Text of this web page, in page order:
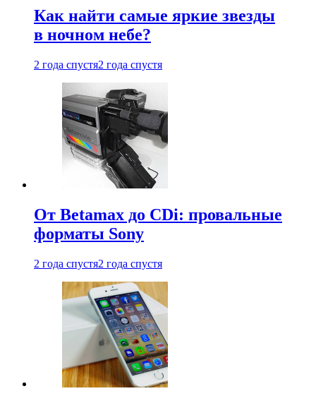
Как найти самые яркие звезды
в ночном небе?
2 года спустя2 года спустя
От Betamax до CDi: провальные
форматы Sony
2 года спустя2 года спустя